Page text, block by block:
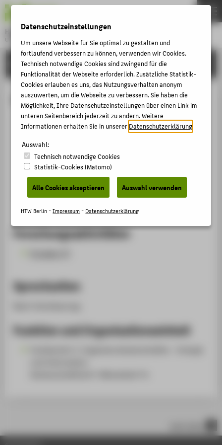
Hochschule für Technik und Wirtschaft Berlin
University of Applied Sciences
Menu
HOCHSCHULE
Felix Ferdinand Held
Campus Wilhelminenhof
WH Gebäude G , 324
Wilhelminenhofstraße 75A
12459
Berlin
Forschungsaktivitäten
Sprechzeiten
Funktion und Organisationseinheit
THEMEN
HOCHSCHULE
CAMPUS
STUDIUM
LEHRE
KARRIERE
INTERNATIONAL
INFORMATIONEN FÜR
STUDIENINTERESSIERTE
STUDIERENDE
ALUMNI
PRESSE
Datenschutzeinstellungen
Um unsere Webseite für Sie optimal zu gestalten und
fortlaufend verbessern zu können, verwenden wir Cookies.
Technisch notwendige Cookies sind zwingend für die
Funktionalität der Webseite erforderlich. Zusätzliche Statistik-
Cookies erlauben es uns, das Nutzungsverhalten anonym
auszuwerten, um die Webseite zu verbessern. Sie haben die
Möglichkeit, Ihre Datenschutzeinstellungen über einen Link im
unteren Seitenbereich jederzeit zu ändern. Weitere
Informationen erhalten Sie in unsererDatenschutzerklärung
Auswahl:
Technisch notwendige Cookies
Statistik-Cookies (Matomo)
Alle Cookies akzeptieren Auswahl verwenden
HTW Berlin -Impressum- Datenschutzerklärung